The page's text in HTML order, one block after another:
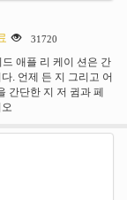
31720
애플 리 케이 션은 간
. 언제 든 지 그리고 어
간단한 지 저 귐과 페